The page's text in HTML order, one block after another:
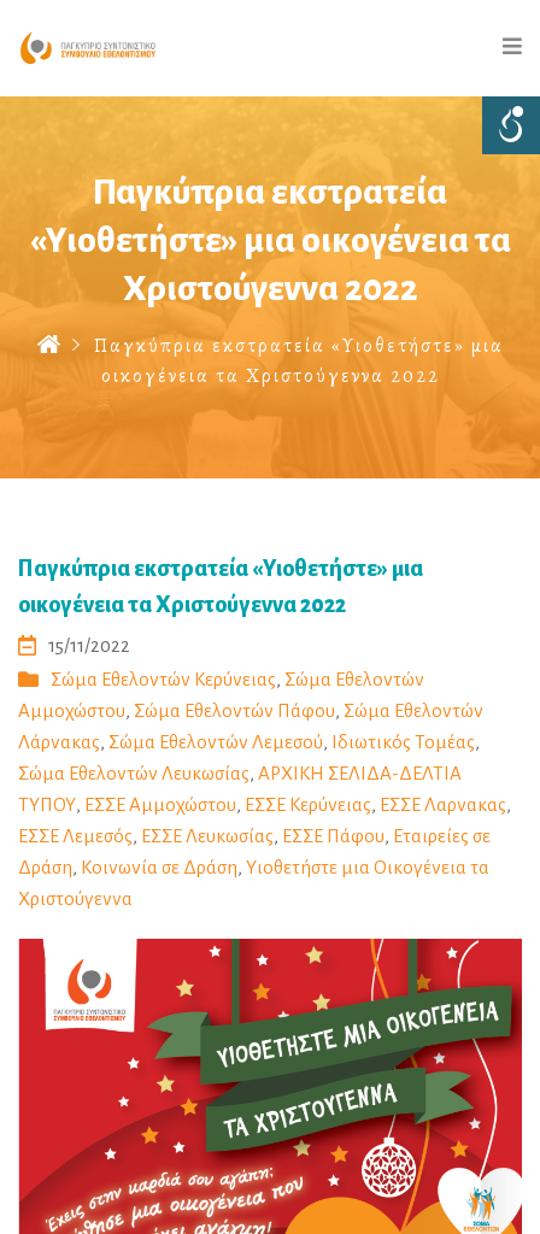
Παγκύπρια εκστρατεία
«Υιοθετήστε» μια οικογένεια τα
Χριστούγεννα 2022
Παγκύπρια εκστρατεία «Υιοθετήστε» μια
οικογένεια τα Χριστούγεννα 2022
Παγκύπρια εκστρατεία «Υιοθετήστε» μια
οικογένεια τα Χριστούγεννα 2022
15/11/2022
Σώμα Εθελοντών Κερύνειας, Σώμα Εθελοντών
Αμμοχώστου, Σώμα Εθελοντών Πάφου, Σώμα Εθελοντών
Λάρνακας, Σώμα Εθελοντών Λεμεσού, Ιδιωτικός Τομέας,
Σώμα Εθελοντών Λευκωσίας, ΑΡΧΙΚΗ ΣΕΛΙΔΑ-ΔΕΛΤΙΑ
ΤΥΠΟΥ, ΕΣΣΕ Αμμοχώστου, ΕΣΣΕ Κερύνειας, ΕΣΣΕ Λαρνακας,
ΕΣΣΕ Λεμεσός, ΕΣΣΕ Λευκωσίας, ΕΣΣΕ Πάφου, Εταιρείες σε
Δράση, Κοινωνία σε Δράση, Υιοθετήστε μια Οικογένεια τα
Χριστούγεννα